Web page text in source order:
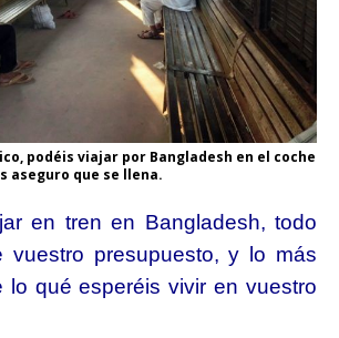
podéis viajar por Bangladesh en el coche
aseguro que se llena.
en tren en Bangladesh, todo
vuestro presupuesto, y lo más
lo qué esperéis vivir en vuestro